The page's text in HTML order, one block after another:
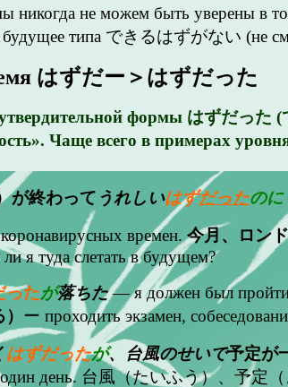
никогда не можем быть уверены в
будущее типа できるはずがない (не
はずだー＞はずだった
формы はずだった (
Чаще всего в примерах
が終わって うれしいはずだったのに
времен.今月、ロン
я туда слетать в будущем?
ったが落ちた — я должен был пройти
ー проходить экзамен,
はずだったが、台風のせいで予定が
один день. 台風（たいふう）、予定